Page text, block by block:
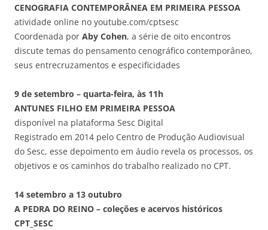
CENOGRAFIA CONTEMPORÂNEA EM PRIMEIRA PESSOA
atividade online no youtube.com/cptsesc
Coordenada por Aby Cohen, a série de oito encontros
discute temas do pensamento cenográfico contemporâneo,
seus entrecruzamentos e especificidades
9 de setembro – quarta-feira, às 11h
ANTUNES FILHO EM PRIMEIRA PESSOA
disponível na plataforma Sesc Digital
Registrado em 2014 pelo Centro de Produção Audiovisual
do Sesc, esse depoimento em áudio revela os processos, os
objetivos e os caminhos do trabalho realizado no CPT.
14 setembro a 13 outubro
A PEDRA DO REINO – coleções e acervos históricos
CPT_SESC